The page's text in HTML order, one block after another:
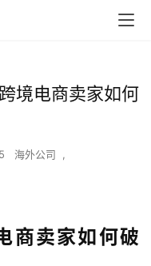
境电商卖家如何
海外公司
,
商卖家如何破